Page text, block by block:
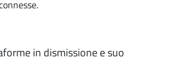
in dismissione e suo